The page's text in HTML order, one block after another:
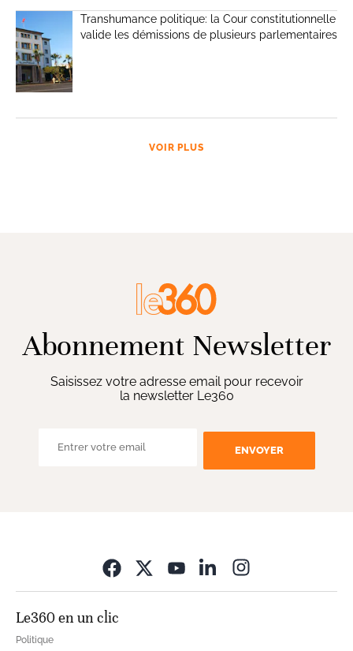
Transhumance politique: la Cour constitutionnelle
valide les démissions de plusieurs parlementaires
VOIR PLUS
Abonnement Newsletter
Saisissez votre adresse email pour recevoir
la newsletter Le360
ENVOYER
Le360 en un clic
Politique